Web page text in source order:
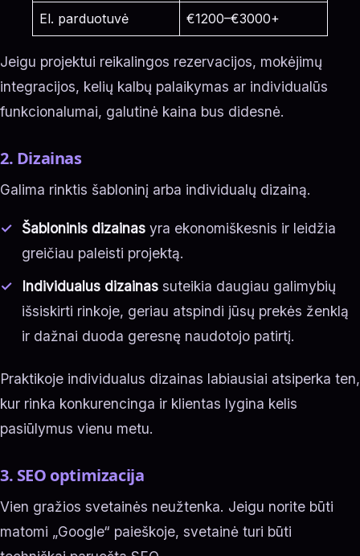
El. parduotuvė €1200–€3000+
Jeigu projektui reikalingos rezervacijos, mokėjimų
integracijos, kelių kalbų palaikymas ar individualūs
funkcionalumai, galutinė kaina bus didesnė.
2. Dizainas
Galima rinktis šabloninį arba individualų dizainą.
Šabloninis dizainas yra ekonomiškesnis ir leidžia
greičiau paleisti projektą.
Individualus dizainas suteikia daugiau galimybių
išsiskirti rinkoje, geriau atspindi jūsų prekės ženklą
ir dažnai duoda geresnę naudotojo patirtį.
Praktikoje individualus dizainas labiausiai atsiperka ten,
kur rinka konkurencinga ir klientas lygina kelis
pasiūlymus vienu metu.
3. SEO optimizacija
Vien gražios svetainės neužtenka. Jeigu norite būti
matomi „Google“ paieškoje, svetainė turi būti